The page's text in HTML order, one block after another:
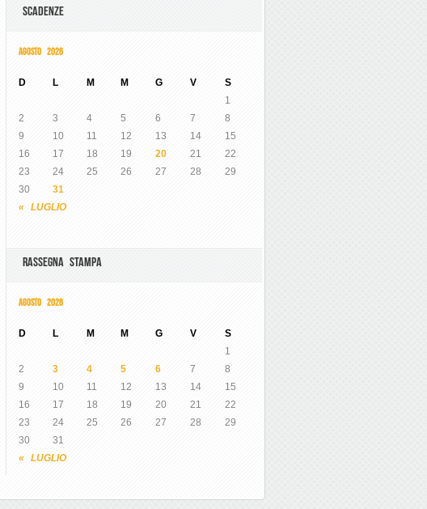
SCADENZE
AGOSTO 2026
D L M M G V S
« LUGLIO
1
2
3 4 5 6 7
8
9
10 11 12 13 14
15
16
17 18 19 20 21
22
23
24 25 26 27 28
29
30
31
RASSEGNA STAMPA
AGOSTO 2026
D L M M G V S
« LUGLIO
1
2
3 4 5 6 7
8
9
10 11 12 13 14
15
16
17 18 19 20 21
22
23
24 25 26 27 28
29
30
31